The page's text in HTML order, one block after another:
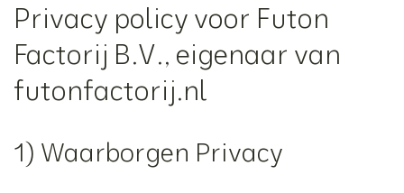
Privacy policy voor Futon
Factorij B.V., eigenaar van
futonfactorij.nl
1) Waarborgen Privacy